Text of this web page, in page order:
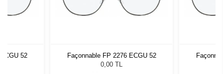
52
Façonnable FP 2276 ECGU 52
0,00 TL